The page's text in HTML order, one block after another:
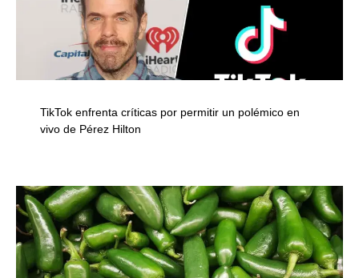
TikTok enfrenta críticas por permitir un polémico en
vivo de Pérez Hilton